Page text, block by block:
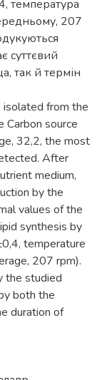
температура
207
суттєвий
так й термін
isolated from the
Carbon source
32,2, the most
After
medium,
by the
values of the
synthesis by
temperature
207 rpm).
the studied
both the
duration of